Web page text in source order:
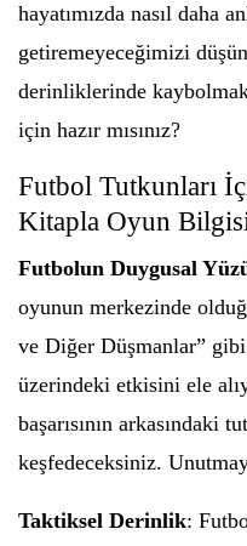
hayatımızda nasıl daha
getiremeyeceğimizi
derinliklerinde
için hazır mısınız?
Futbol Tutkunları
Kitapla Oyun
Futbolun Duygusal
oyunun merkezinde
ve Diğer Düşmanlar”
üzerindeki etkisini ele
başarısının arkasındaki
keşfedeceksiniz.
Taktiksel Derinlik: